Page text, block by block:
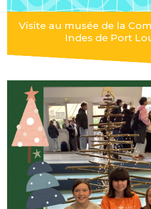
Visite au musée de la
Indes de Port